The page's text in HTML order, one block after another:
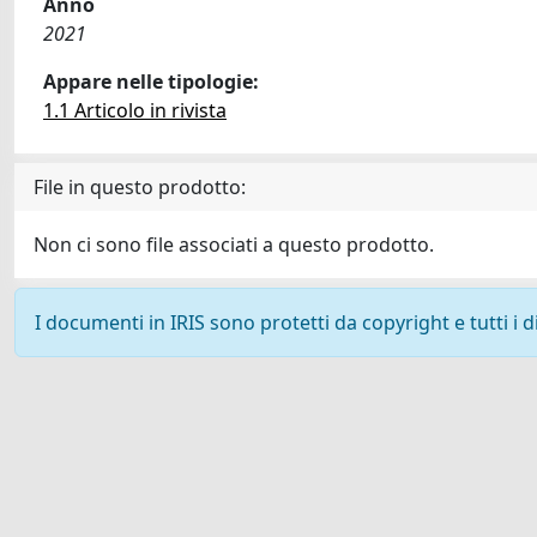
2021
Appare nelle tipologie:
1.1 Articolo in rivista
File in questo prodotto:
Non ci sono file associati a questo prodotto.
I documenti in IRIS sono protetti da copyright e tutti i